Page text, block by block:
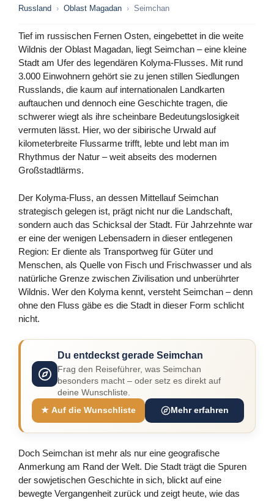
Russland › Oblast Magadan › Seimchan
Tief im russischen Fernen Osten, eingebettet in die weite
Wildnis der Oblast Magadan, liegt Seimchan – eine kleine
Stadt am Ufer des legendären Kolyma-Flusses. Mit rund
3.000 Einwohnern gehört sie zu jenen stillen Siedlungen
Russlands, die kaum auf internationalen Landkarten
auftauchen und dennoch eine Geschichte tragen, die
schwerer wiegt als ihre scheinbare Bedeutungslosigkeit
vermuten lässt. Hier, wo der sibirische Urwald auf
kilometerbreite Flussarme trifft, lebte und lebt man im
Rhythmus der Natur – weit abseits des modernen
Großstadtlärms.
Der Kolyma-Fluss, an dessen Mittellauf Seimchan
strategisch gelegen ist, prägt nicht nur die Landschaft,
sondern auch das Schicksal der Stadt. Für Jahrzehnte war
er eine der wenigen Lebensadern in dieser entlegenen
Region: Er diente als Transportweg für Güter und
Menschen, als Quelle von Fisch und Frischwasser und als
natürliche Grenze zwischen Zivilisation und unberührter
Wildnis. Wer den Kolyma kennt, versteht Seimchan – denn
ohne den Fluss gäbe es die Stadt in dieser Form schlicht
nicht.
Du entdeckst gerade Seimchan
Frag den Reiseführer, was Seimchan
besonders macht – oder setz es direkt auf
deine Wunschliste.
★ Auf die Wunschliste
Mehr erfahren
Doch Seimchan ist mehr als nur eine geografische
Anmerkung am Rand der Welt. Die Stadt trägt die Spuren
der sowjetischen Geschichte in sich, blickt auf eine
bewegte Vergangenheit zurück und zeigt heute, wie das